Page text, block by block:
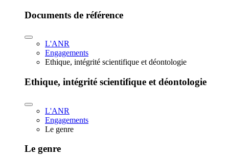
Documents de référence
L'ANR
Engagements
Ethique, intégrité scientifique et déontologie
Ethique, intégrité scientifique et déontologie
L'ANR
Engagements
Le genre
Le genre